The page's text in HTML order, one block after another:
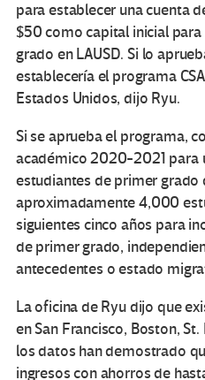
para establecer una cuenta
$50 como capital inicial
grado en LAUSD. Si lo
establecería el programa
Estados Unidos, dijo Ryu.
Si se aprueba el programa,
académico 2020-2021 para
estudiantes de primer grado
aproximadamente 4,000
siguientes cinco años para
de primer grado,
antecedentes o estado
La oficina de Ryu dijo que
en San Francisco, Boston,
los datos han demostrado
ingresos con ahorros de